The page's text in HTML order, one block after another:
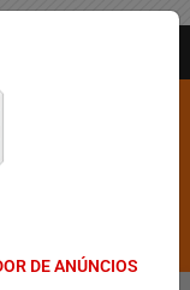
DE ANÚNCIOS